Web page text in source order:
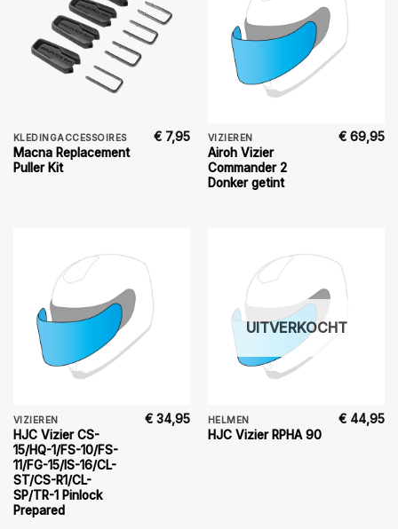
KLEDINGACCESSOIRES
Macna Replacement
Puller Kit
€ 7,95 VIZIEREN
Airoh Vizier
Commander 2
Donker getint
€ 69,95
VIZIEREN
HJC Vizier CS-
15/HQ-1/FS-10/FS-
11/FG-15/IS-16/CL-
ST/CS-R1/CL-
SP/TR-1 Pinlock
Prepared
€ 34,95
UITVERKOCHT
HELMEN
HJC Vizier RPHA 90
€ 44,95